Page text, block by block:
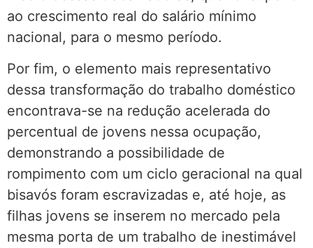
ao crescimento real do salário mínimo
nacional, para o mesmo período.
Por fim, o elemento mais representativo
dessa transformação do trabalho doméstico
encontrava-se na redução acelerada do
percentual de jovens nessa ocupação,
demonstrando a possibilidade de
rompimento com um ciclo geracional na qual
bisavós foram escravizadas e, até hoje, as
filhas jovens se inserem no mercado pela
mesma porta de um trabalho de inestimável